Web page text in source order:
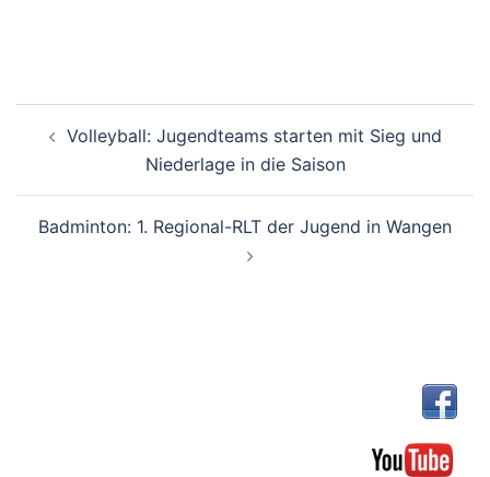
Volleyball: Jugendteams starten mit Sieg und
Niederlage in die Saison
Badminton: 1. Regional-RLT der Jugend in Wangen